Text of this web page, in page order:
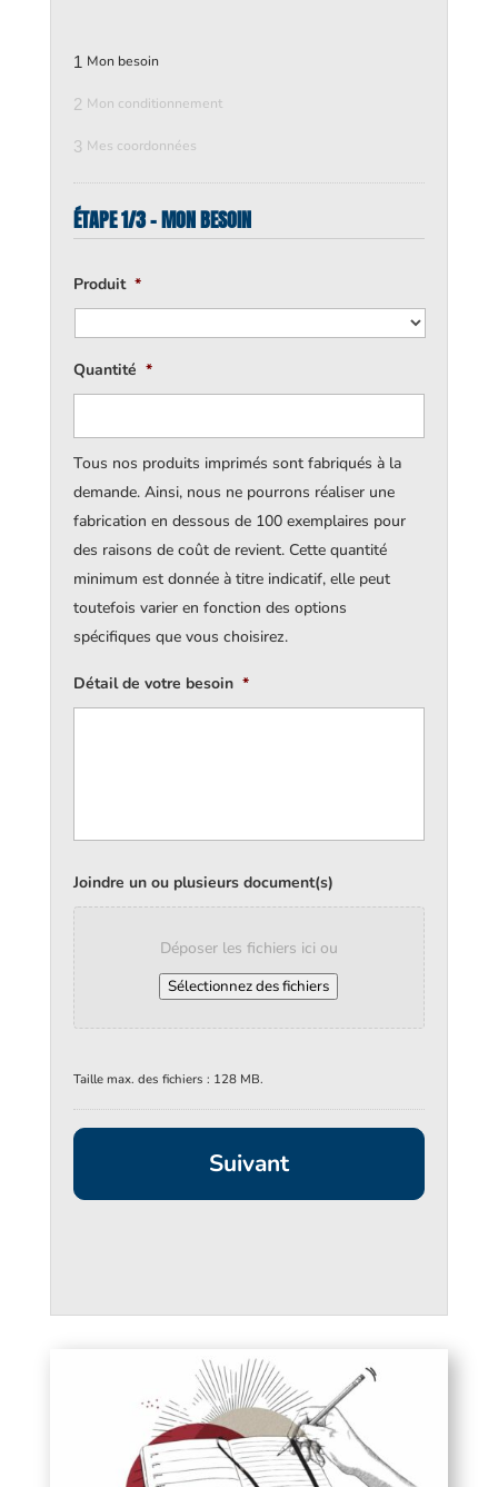
1 Mon besoin
2 Mon conditionnement
3 Mes coordonnées
ÉTAPE 1/3 - MON BESOIN
Produit *
Quantité *
Tous nos produits imprimés sont fabriqués à la
demande. Ainsi, nous ne pourrons réaliser une
fabrication en dessous de 100 exemplaires pour
des raisons de coût de revient. Cette quantité
minimum est donnée à titre indicatif, elle peut
toutefois varier en fonction des options
spécifiques que vous choisirez.
Détail de votre besoin *
Joindre un ou plusieurs document(s)
Déposer les fichiers ici ou
Sélectionnez des fichiers
Taille max. des fichiers : 128 MB.